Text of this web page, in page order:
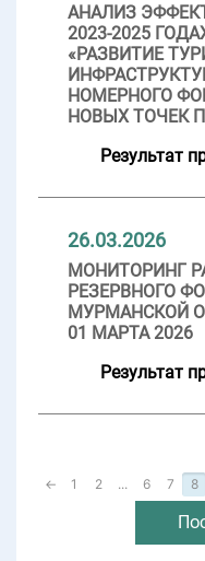
АНАЛИЗ
2023-2025
«РАЗВИТИЕ
НОМЕРНОГО
НОВЫХ ТОЧЕК
Результат
26.03.2026
МОНИТОРИНГ
РЕЗЕРВНОГО
МУРМАНСКОЙ
01 МАРТА 2026
Результат
← 1 2 ... 6 7 8